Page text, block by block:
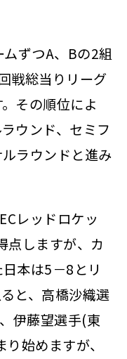
ずつA、Bの2組
戦総当りリーグ
その順位によ
ウンド、セミフ
ラウンドと進み
レッドロケッ
点しますが、カ
本は5－8とリ
と、高橋沙織選
伊藤望選手(東
始めますが、